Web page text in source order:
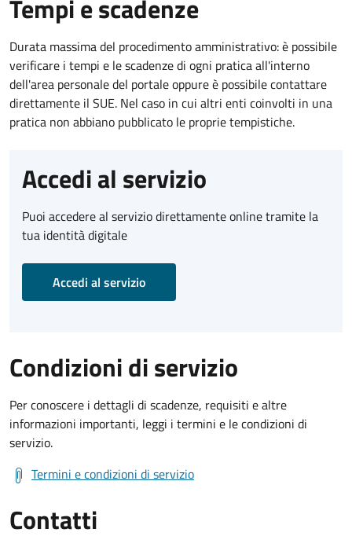
Tempi e scadenze
Durata massima del procedimento amministrativo: è possibile
verificare i tempi e le scadenze di ogni pratica all'interno
dell'area personale del portale oppure è possibile contattare
direttamente il SUE. Nel caso in cui altri enti coinvolti in una
pratica non abbiano pubblicato le proprie tempistiche.
Accedi al servizio
Puoi accedere al servizio direttamente online tramite la
tua identità digitale
Accedi al servizio
Condizioni di servizio
Per conoscere i dettagli di scadenze, requisiti e altre
informazioni importanti, leggi i termini e le condizioni di
servizio.
Termini e condizioni di servizio
Contatti